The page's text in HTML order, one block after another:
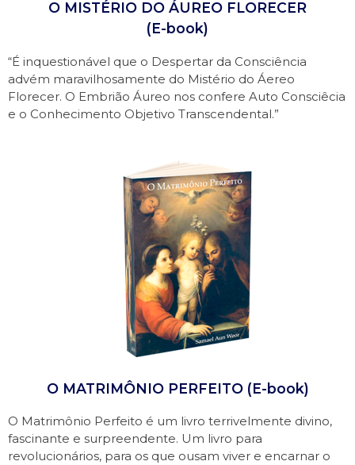
O MISTÉRIO DO ÁUREO FLORECER
(E-book)
“É inquestionável que o Despertar da Consciência
advém maravilhosamente do Mistério do Áereo
Florecer. O Embrião Áureo nos confere Auto Consciêcia
e o Conhecimento Objetivo Transcendental.”
O MATRIMÔNIO PERFEITO (E-book)
O Matrimônio Perfeito é um livro terrivelmente divino,
fascinante e surpreendente. Um livro para
revolucionários, para os que ousam viver e encarnar o